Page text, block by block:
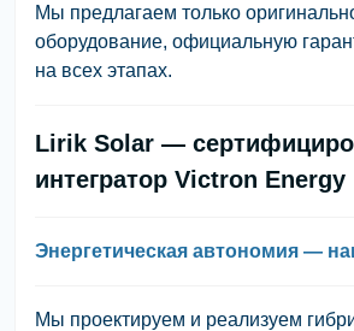
Мы предлагаем только
оборудование, официальную
на всех этапах.
Lirik Solar —
интегратор Victron Energy
Энергетическая автономия —
Мы проектируем и реализуем